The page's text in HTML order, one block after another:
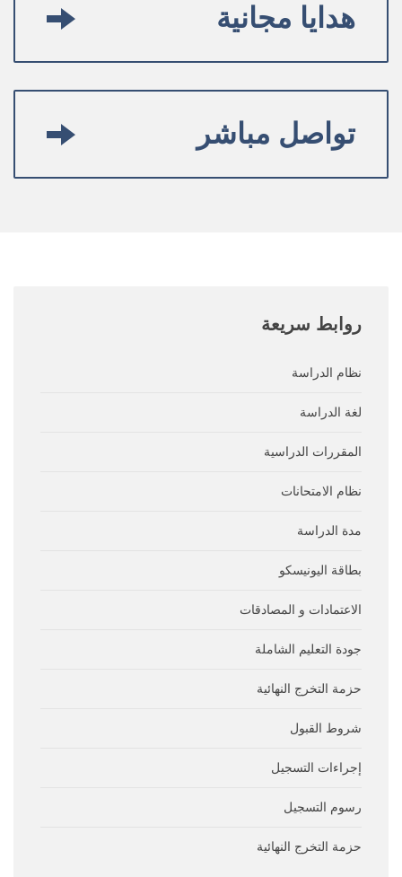
هدايا مجانية
تواصل مباشر
روابط سريعة
نظام الدراسة
لغة الدراسة
المقررات الدراسية
نظام الامتحانات
مدة الدراسة
بطاقة اليونيسكو
الاعتمادات و المصادقات
جودة التعليم الشاملة
حزمة التخرج النهائية
شروط القبول
إجراءات التسجيل
رسوم التسجيل
حزمة التخرج النهائية